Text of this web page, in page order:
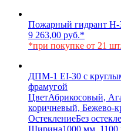
Пожарный гидрант Н-
9 263,00 руб.*
*при покупке от 21 шт.
ДПМ-1 EI-30 с
фрамугой
ЦветАбрикосовый,
коричневый, Бежево-
ОстеклениеБез
Ширина1000 мм,